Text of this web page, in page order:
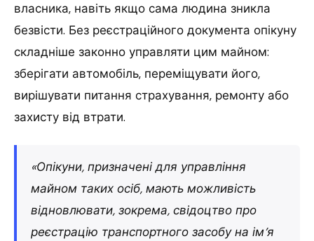
власника, навіть якщо сама людина зникла
безвісти. Без реєстраційного документа опікуну
складніше законно управляти цим майном:
зберігати автомобіль, переміщувати його,
вирішувати питання страхування, ремонту або
захисту від втрати.
«Опікуни, призначені для управління
майном таких осіб, мають можливість
відновлювати, зокрема, свідоцтво про
реєстрацію транспортного засобу на ім’я